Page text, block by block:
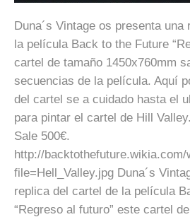
Duna´s Vintage os presenta
la película Back to the Future
cartel de tamaño 1450x760mm
secuencias de la película. Aquí
del cartel se a cuidado hasta el
para pintar el cartel de Hill
Sale 500€.
http://
file=Hell_Valley.jpg Duna´s
replica del cartel de la película
“Regreso al futuro” este cartel